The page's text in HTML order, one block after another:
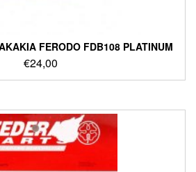
FERODO FDB108 PLATINUM
€24,00